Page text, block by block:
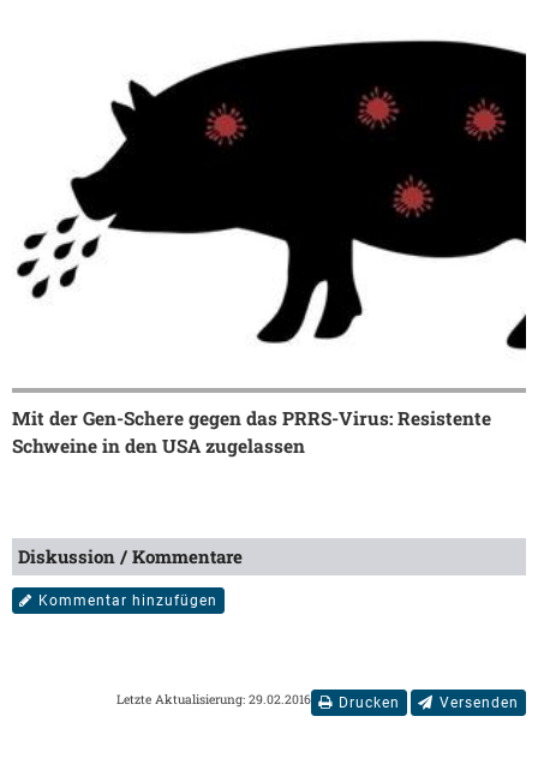
Mit der Gen-Schere gegen das PRRS-Virus: Resistente
Schweine in den USA zugelassen
Diskussion / Kommentare
Kommentar hinzufügen
Drucken Versenden
Letzte Aktualisierung: 29.02.2016